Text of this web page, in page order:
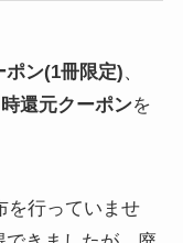
ポン(1冊限定)、
還元クーポンを
を行っていませ